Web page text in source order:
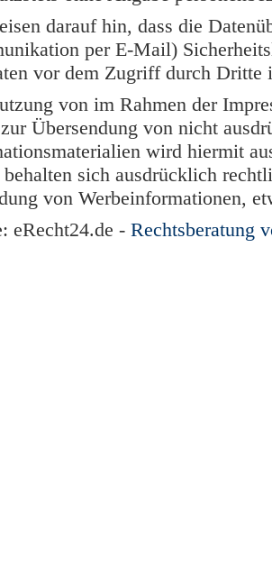
darauf hin, dass die
per E-Mail)
vor dem Zugriff durch Dritte
von im Rahmen der
Übersendung von nicht
wird hiermit
behalten sich ausdrücklich
von Werbeinformationen,
eRecht24.de - Rechtsberatung